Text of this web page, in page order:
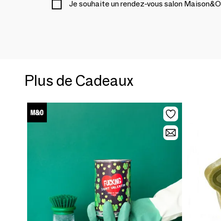
Je souhaite un rendez-vous salon
Plus de Cadeaux